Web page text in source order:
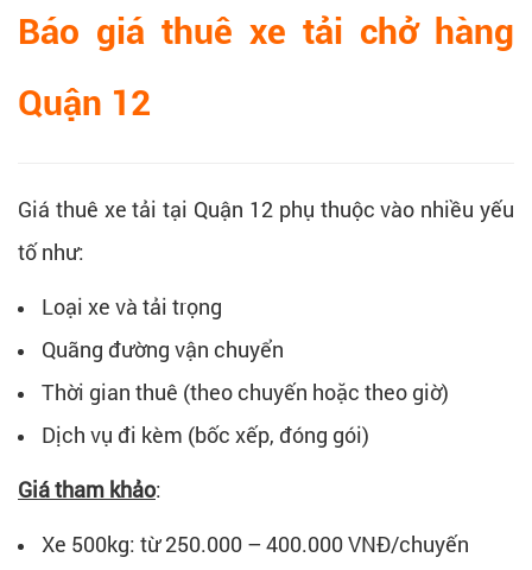
Báo giá thuê xe tải chở hàng
Quận 12
Giá thuê xe tải tại Quận 12 phụ thuộc vào nhiều yếu
tố như:
Loại xe và tải trọng
Quãng đường vận chuyển
Thời gian thuê (theo chuyến hoặc theo giờ)
Dịch vụ đi kèm (bốc xếp, đóng gói)
Giá tham khảo:
Xe 500kg: từ 250.000 – 400.000 VNĐ/chuyến